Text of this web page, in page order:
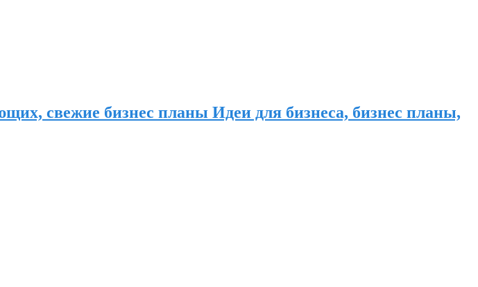
свежие бизнес планы Идеи для бизнеса, бизнес планы,